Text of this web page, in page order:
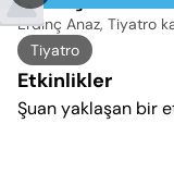
Erdinç Anaz, Tiyatro
Tiyatro
Etkinlikler
Şuan yaklaşan bir